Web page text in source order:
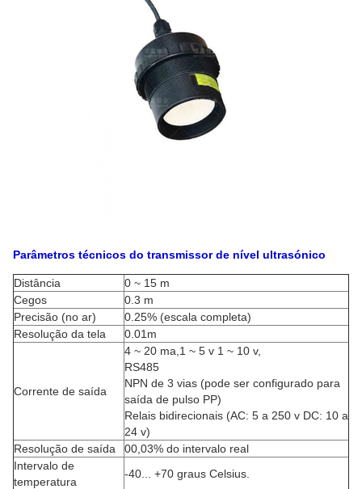
Parâmetros técnicos do transmissor de nível ultrasónico
Distância
0 ~ 15 m
Cegos
0.3 m
Precisão (no ar)
0.25% (escala completa)
Resolução da tela
0.01m
Corrente de saída
4 ~ 20 ma,1 ~ 5 v 1 ~ 10 v,
RS485
NPN de 3 vias (pode ser configurado para
saída de pulso PP)
Relais bidirecionais (AC: 5 a 250 v DC: 10 a
24 v)
Resolução de saída
00,03% do intervalo real
Intervalo de
temperatura
-40... +70 graus Celsius.